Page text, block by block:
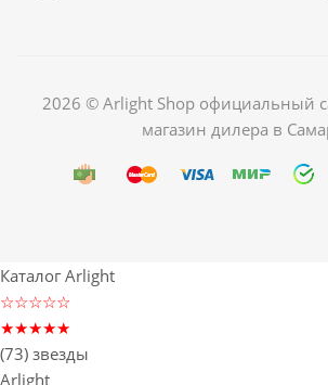
2026 © Arlight Shop официальный
магазин дилера в
Каталог Arlight
☆☆☆☆☆
★★★★★
(73) звезды
Arlight